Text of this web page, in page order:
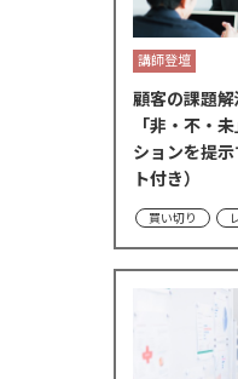
講師登壇
顧客の課題
「非・不・
ションを提
ト付き）
買い切り